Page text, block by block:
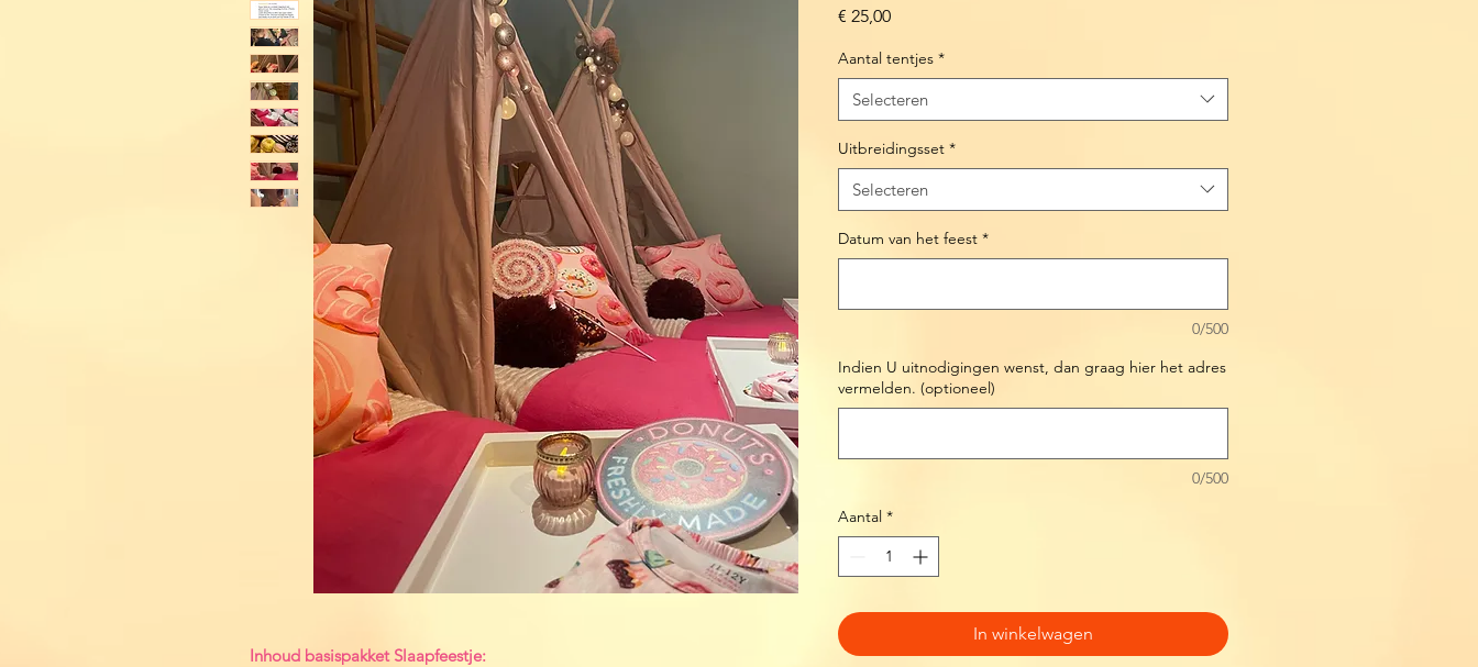
Inhoud basispakket Slaapfeestje:
€ 25,00Prijs
Aantal tentjes *
Selecteren
Uitbreidingsset *
Selecteren
Datum van het feest *
0/500
Indien U uitnodigingen wenst, dan graag hier het adres
vermelden. (optioneel)
0/500
Aantal *
In winkelwagen